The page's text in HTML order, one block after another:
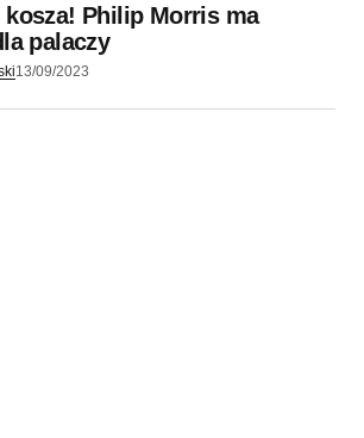
kosza! Philip Morris ma
palaczy
13/09/2023